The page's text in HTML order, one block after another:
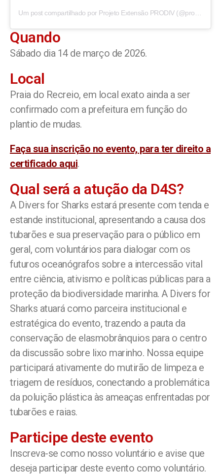
Quando
Sábado dia 14 de março de 2026.
Local
Praia do Recreio, em local exato ainda a ser
confirmado com a prefeitura em função do
plantio de mudas.
Faça sua inscrição no evento, para ter direito a
certificado aqui.
Qual será a atução da D4S?
A Divers for Sharks estará presente com tenda e
estande institucional, apresentando a causa dos
tubarões e sua preservação para o público em
geral, com voluntários para dialogar com os
futuros oceanógrafos sobre a intercessão vital
entre ciência, ativismo e políticas públicas para a
proteção da biodiversidade marinha. A Divers for
Sharks atuará como parceira institucional e
estratégica do evento, trazendo a pauta da
conservação de elasmobrânquios para o centro
da discussão sobre lixo marinho. Nossa equipe
participará ativamente do mutirão de limpeza e
triagem de resíduos, conectando a problemática
da poluição plástica às ameaças enfrentadas por
tubarões e raias.
Participe deste evento
Inscreva-se como nosso voluntário e avise que
deseja participar deste evento como voluntário.